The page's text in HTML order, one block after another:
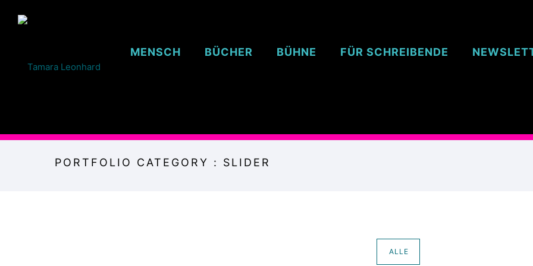
MENSCH BÜCHER BÜHNE FÜR SCHREIBENDE
PORTFOLIO CATEGORY : SLIDER
ALLE